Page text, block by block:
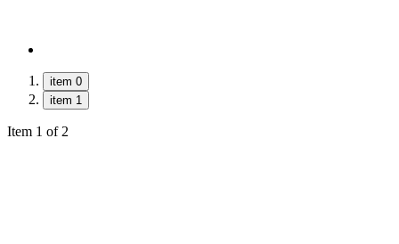
item 0
item 1
Item 1 of 2